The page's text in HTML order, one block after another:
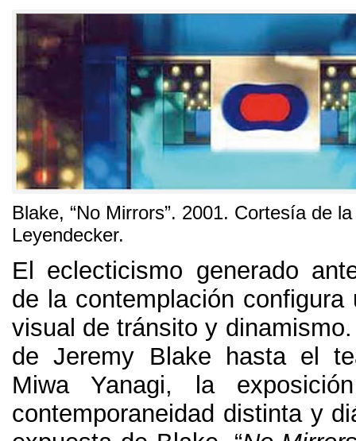
Blake, “No Mirrors”. 2001. Cortesía de
Leyendecker.
El eclecticismo generado
de la contemplación configura
visual de tránsito y dinamismo
de Jeremy Blake hasta el
Miwa Yanagi,
la
contemporaneidad distinta y